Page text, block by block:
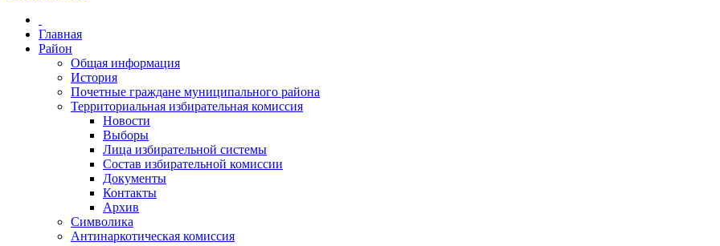
Главная
Район
Общая информация
История
Почетные граждане муниципального района
Территориальная избирательная комиссия
Новости
Выборы
Лица избирательной системы
Состав избирательной комиссии
Документы
Контакты
Архив
Символика
Антинаркотическая комиссия